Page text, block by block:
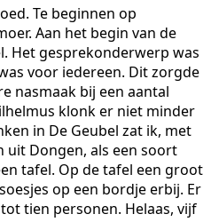
Te beginnen op
Aan het begin van de
Het gesprekonderwerp was
voor iedereen. Dit zorgde
nasmaak bij een aantal
klonk er niet minder
in De Geubel zat ik, met
uit Dongen, als een soort
tafel. Op de tafel een groot
op een bordje erbij. Er
tien personen. Helaas, vijf